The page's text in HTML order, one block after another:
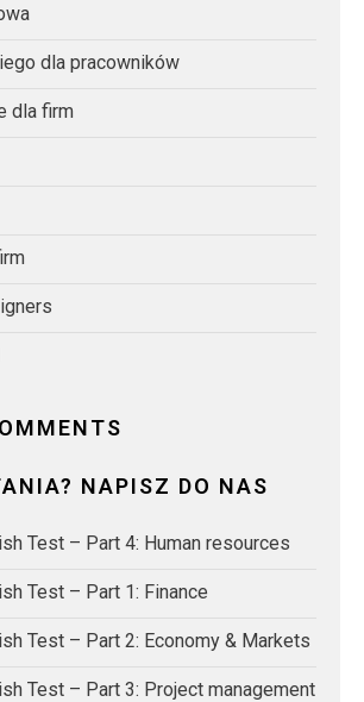
dla pracowników
dla firm
NAPISZ DO NAS
Test – Part 4: Human resources
Test – Part 1: Finance
Test – Part 2: Economy & Markets
Test – Part 3: Project management